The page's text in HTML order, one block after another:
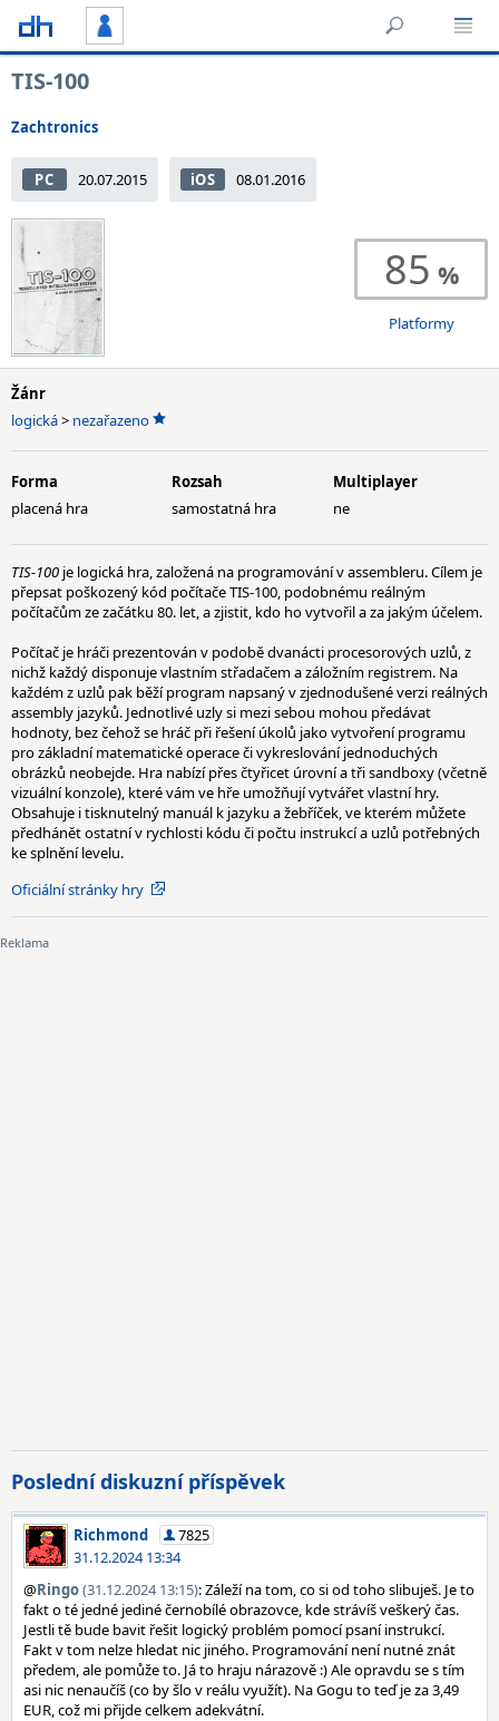
TIS-100
Zachtronics
PC 20.07.2015 iOS 08.01.2016
85
Platformy
Žánr
logická> nezařazeno
Forma
placená hra
Rozsah
samostatná hra
Multiplayer
ne
TIS-100 je logická hra, založená na programování v assembleru. Cílem je
přepsat poškozený kód počítače TIS-100, podobnému reálným
počítačům ze začátku 80. let, a zjistit, kdo ho vytvořil a za jakým účelem.
Počítač je hráči prezentován v podobě dvanácti procesorových uzlů, z
nichž každý disponuje vlastním střadačem a záložním registrem. Na
každém z uzlů pak běží program napsaný v zjednodušené verzi reálných
assembly jazyků. Jednotlivé uzly si mezi sebou mohou předávat
hodnoty, bez čehož se hráč při řešení úkolů jako vytvoření programu
pro základní matematické operace či vykreslování jednoduchých
obrázků neobejde. Hra nabízí přes čtyřicet úrovní a tři sandboxy (včetně
vizuální konzole), které vám ve hře umožňují vytvářet vlastní hry.
Obsahuje i tisknutelný manuál k jazyku a žebříček, ve kterém můžete
předhánět ostatní v rychlosti kódu či počtu instrukcí a uzlů potřebných
ke splnění levelu.
Oficiální stránky hry
Poslední diskuzní příspěvek
Richmond
7825
31.12.2024 13:34
@Ringo(31.12.2024 13:15): Záleží na tom, co si od toho slibuješ. Je to
fakt o té jedné jediné černobílé obrazovce, kde strávíš veškerý čas.
Jestli tě bude bavit řešit logický problém pomocí psaní instrukcí.
Fakt v tom nelze hledat nic jiného. Programování není nutné znát
předem, ale pomůže to. Já to hraju nárazově :) Ale opravdu se s tím
asi nic nenaučíš (co by šlo v reálu využít). Na Gogu to teď je za 3,49
EUR, což mi přijde celkem adekvátní.